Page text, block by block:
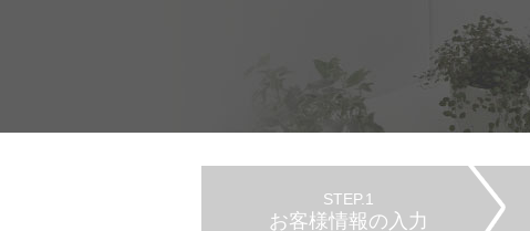
STEP.1
お客様情報の入力